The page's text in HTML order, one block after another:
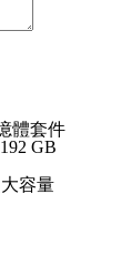
體套件
GB
容量